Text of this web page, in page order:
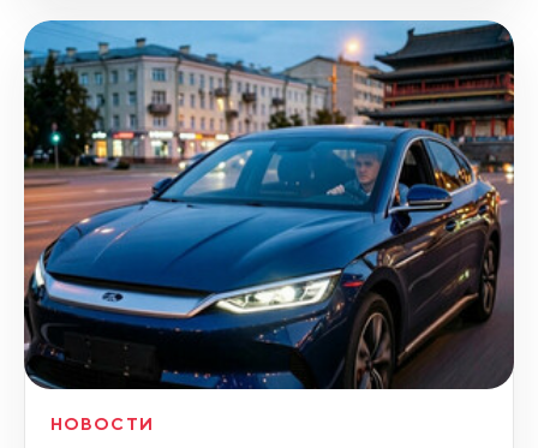
НОВОСТИ